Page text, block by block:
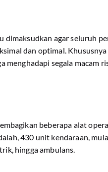
dimaksudkan agar seluruh
dan optimal.
menghadapi segala macam
beberapa alat
430 unit kendaraan,
hingga ambulans.